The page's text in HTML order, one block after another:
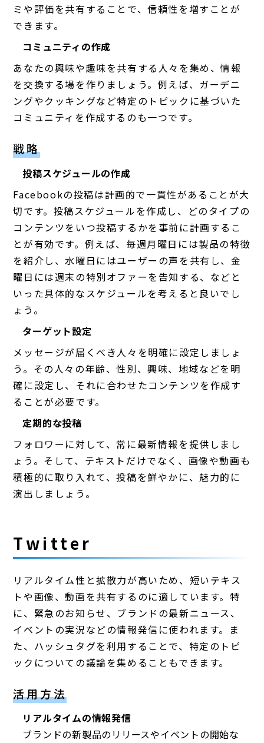
ミや評価を共有することで、信頼性を増すことが
できます。
コミュニティの作成
あなたの興味や趣味を共有する人々を集め、情報
を交換する場を作りましょう。例えば、ガーデニ
ングやクッキングなど特定のトピックに基づいた
コミュニティを作成するのも一つです。
戦略
投稿スケジュールの作成
Facebookの投稿は計画的で一貫性があることが大
切です。投稿スケジュールを作成し、どのタイプの
コンテンツをいつ投稿するかを事前に計画するこ
とが有効です。例えば、毎週月曜日には製品の特徴
を紹介し、水曜日にはユーザーの声を共有し、金
曜日には週末の特別オファーを告知する、などと
いった具体的なスケジュールを考えると良いでし
ょう。
ターゲット設定
メッセージが届くべき人々を明確に設定しましょ
う。その人々の年齢、性別、興味、地域などを明
確に設定し、それに合わせたコンテンツを作成す
ることが必要です。
定期的な投稿
フォロワーに対して、常に最新情報を提供しまし
ょう。そして、テキストだけでなく、画像や動画も
積極的に取り入れて、投稿を鮮やかに、魅力的に
演出しましょう。
Twitter
リアルタイム性と拡散力が高いため、短いテキス
トや画像、動画を共有するのに適しています。特
に、緊急のお知らせ、ブランドの最新ニュース、
イベントの実況などの情報発信に使われます。ま
た、ハッシュタグを利用することで、特定のトピ
ックについての議論を集めることもできます。
活用方法
リアルタイムの情報発信
ブランドの新製品のリリースやイベントの開始な